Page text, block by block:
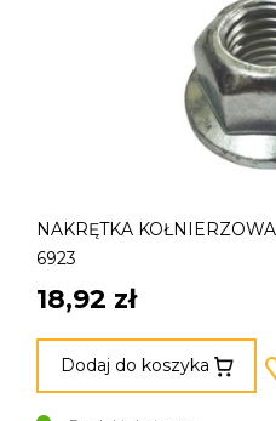
NAKRĘTKA
6923
18,92 zł
Dodaj do koszyka